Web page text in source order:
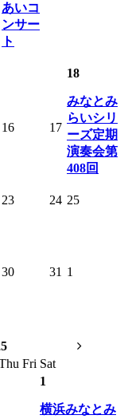
あいコ
ンサー
ト
16 17
18
みなとみ
らいシリ
ーズ定期
演奏会第
408回
23 24 25
30 31 1
Fri Sat
1
横浜みなとみ